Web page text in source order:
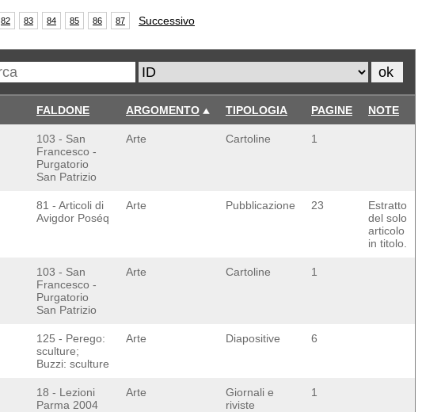
82 83 84 85 86 87 Successivo
FALDONE ARGOMENTO TIPOLOGIA PAGINE NOTE
103 - San
Francesco -
Purgatorio
San Patrizio
Arte Cartoline 1
81 - Articoli di
Avigdor Poséq
Arte Pubblicazione 23
Estratto
del solo
articolo
in titolo.
103 - San
Francesco -
Purgatorio
San Patrizio
Arte Cartoline 1
125 - Perego:
sculture;
Buzzi: sculture
Arte Diapositive 6
18 - Lezioni
Parma 2004
Arte
Giornali e
riviste
1